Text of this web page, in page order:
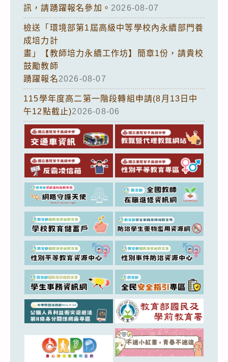
訊，請踴躍報名參加。 2026-08-07
檢送「環境部第1屆高級中等學校內永續部門養
成培力計
畫」【教師培力永續工作坊】簡章1份，請貴校
鼓勵教師
踴躍報名2026-08-07
115學年度高二第一階段轉組申請(8月13日中
午12點截止)2026-08-06